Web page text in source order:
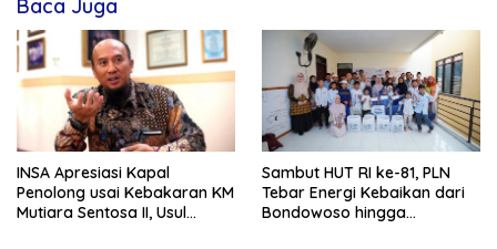
Baca Juga
INSA Apresiasi Kapal
Penolong usai Kebakaran KM
Mutiara Sentosa II, Usul
Sambut HUT RI ke-81, PLN
Tebar Energi Kebaikan dari
Bondowoso hingga